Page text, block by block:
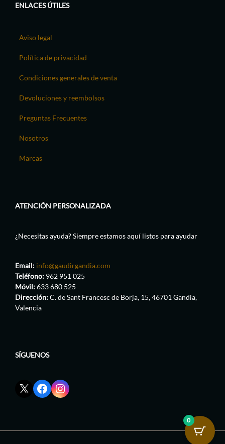
ENLACES ÚTILES
Aviso legal
Política de privacidad
Condiciones generales de venta
Devoluciones y reembolsos
Preguntas Frecuentes
Nosotros
Marcas
ATENCIÓN PERSONALIZADA
¿Necesitas ayuda? Siempre estamos aquí listos para ayudar
Email: info@gaudirgandia.com
Teléfono: 962 951 025
Móvil:633 680 525
Dirección:C. de Sant Francesc de Borja, 15, 46701 Gandia,
Valencia
SÍGUENOS
Enlace
red
Enlace
de
Enlace
0